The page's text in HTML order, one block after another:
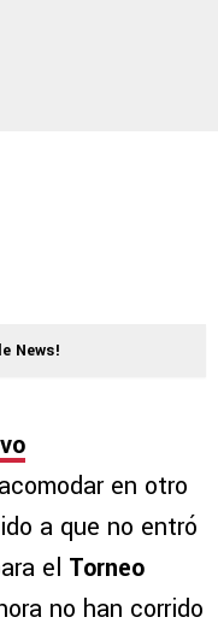
News!
en otro
a que no entró
el Torneo
no han corrido